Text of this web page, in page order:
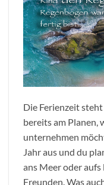
Die Ferienzeit
bereits am Planen,
unternehmen
Jahr aus und du
ans Meer oder aufs
Freunden. Was